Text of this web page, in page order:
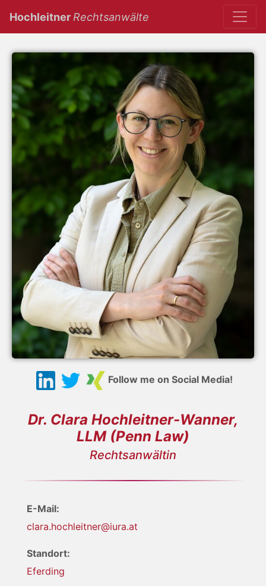
Hochleitner Rechtsanwälte
Follow me on Social Media!
Dr. Clara Hochleitner-Wanner,
LLM (Penn Law)
Rechtsanwältin
E-Mail:
clara.hochleitner@iura.at
Standort:
Eferding